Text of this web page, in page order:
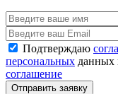
Подтверждаю
персональных
соглашение
Отправить заявку